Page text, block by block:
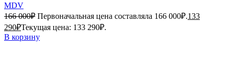
MDV
166 000₽ Первоначальная цена составляла 166 000₽.133
290₽Текущая цена: 133 290₽.
В корзину